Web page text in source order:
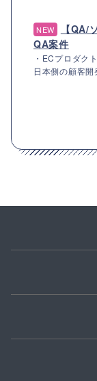
NEW
【QA/
QA案件
・ECプロダク
日本側の顧客